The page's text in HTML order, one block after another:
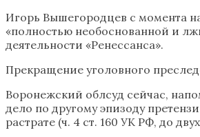
Игорь Вышегородцев с момента
«полностью необоснованной и
деятельности «Ренессанса».
Прекращение уголовного
Воронежский облсуд сейчас,
дело по другому эпизоду
растрате (ч. 4 ст. 160 УК РФ, до